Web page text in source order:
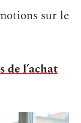
sur le
de l’achat